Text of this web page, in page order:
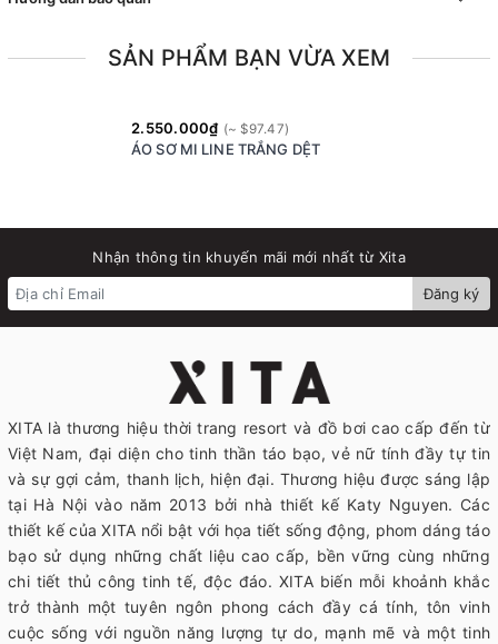
SẢN PHẨM BẠN VỪA XEM
2.550.000₫
ÁO SƠ MI LINE TRẮNG DỆT
Nhận thông tin khuyến mãi mới nhất từ Xita
Đăng ký
XITA là thương hiệu thời trang resort và đồ bơi cao cấp đến từ
Việt Nam, đại diện cho tinh thần táo bạo, vẻ nữ tính đầy tự tin
và sự gợi cảm, thanh lịch, hiện đại. Thương hiệu được sáng lập
tại Hà Nội vào năm 2013 bởi nhà thiết kế Katy Nguyen. Các
thiết kế của XITA nổi bật với họa tiết sống động, phom dáng táo
bạo sử dụng những chất liệu cao cấp, bền vững cùng những
chi tiết thủ công tinh tế, độc đáo. XITA biến mỗi khoảnh khắc
trở thành một tuyên ngôn phong cách đầy cá tính, tôn vinh
cuộc sống với nguồn năng lượng tự do, mạnh mẽ và một tinh